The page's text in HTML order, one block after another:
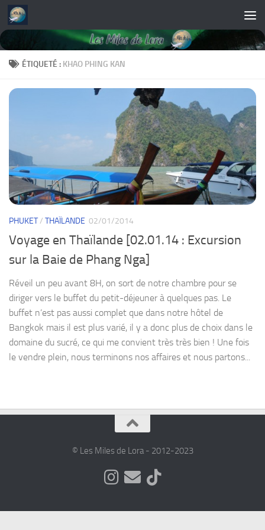
Skip to content
ÉTIQUETÉ : KHAO PHING KAN
PHUKET/ THAÏLANDE 02/01/2014
Voyage en Thaïlande [02.01.14 : Excursion
sur la Baie de Phang Nga]
Réveil un peu avant 8H, on sort de notre chambre pour se
diriger vers le buffet du petit-déjeuner à quelques pas. Le
buffet n’est pas aussi complet que dans notre hôtel de
Bangkok mais il est plus varié, il y a donc plus de choix dans le
domaine du sucré, ce qui me convient très très bien ! Une fois
le vendre plein, nous terminons nos affaires et nous partons...
© Les Miles de Lora - 2012-2023